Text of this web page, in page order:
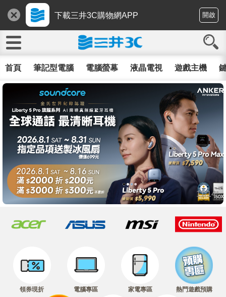
下載三井3C購物網APP 開啟
首頁 筆記型電腦 電腦螢幕 液晶電視 遊戲主機
11/14
領券現折 電腦專區 家電專區 熱門遊戲預購